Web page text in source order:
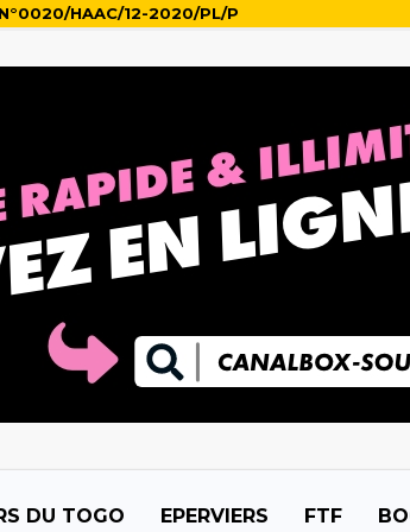
HAAC/12-2020/PL/P
DU TOGO EPERVIERS FTF